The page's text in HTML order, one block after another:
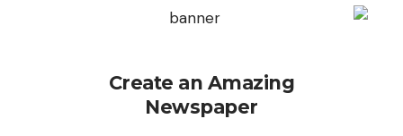
Create an Amazing
Newspaper